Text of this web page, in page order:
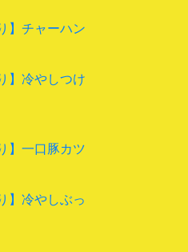
】チャーハン
】冷やしつけ
】一口豚カツ
】冷やしぶっ